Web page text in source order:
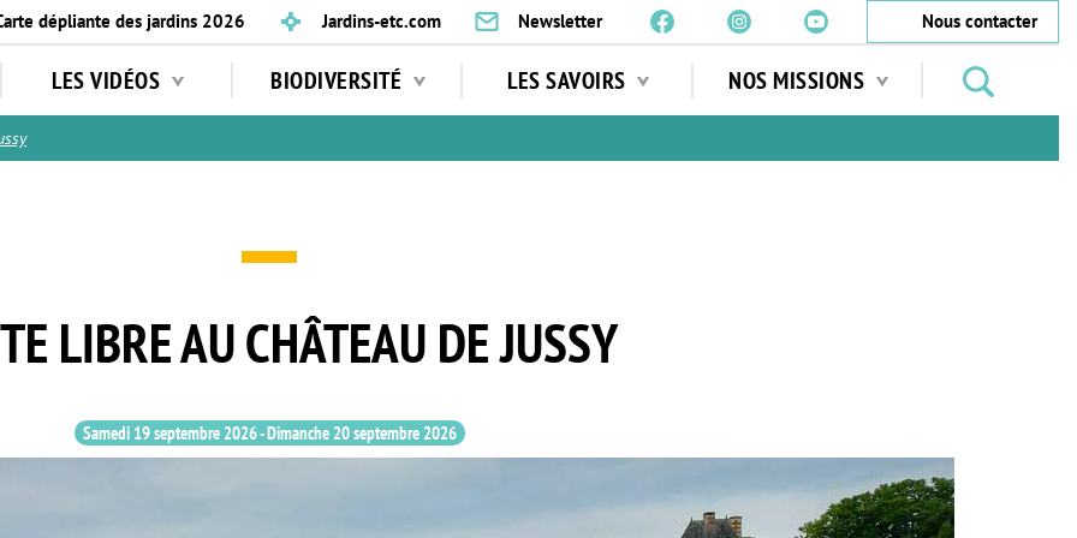
dépliante des jardins 2026 Jardins-etc.com Newsletter
Nous contacter
LES VIDÉOS BIODIVERSITÉ LES SAVOIRS NOS MISSIONS
jardins
LIBRE AU CHÂTEAU DE JUSSY
Samedi 19 septembre 2026-Dimanche 20 septembre 2026